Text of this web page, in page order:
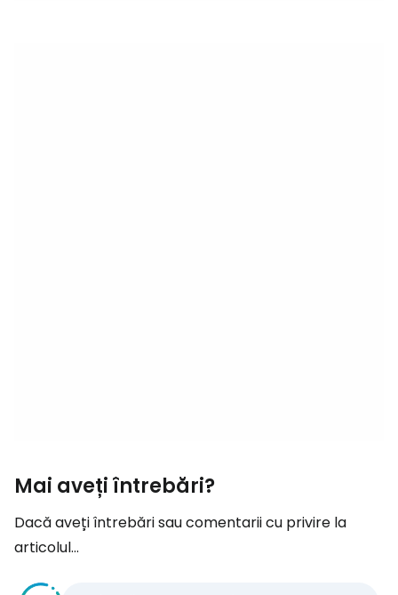
Mai aveți întrebări?
Dacă aveți întrebări sau comentarii cu privire la
articolul...